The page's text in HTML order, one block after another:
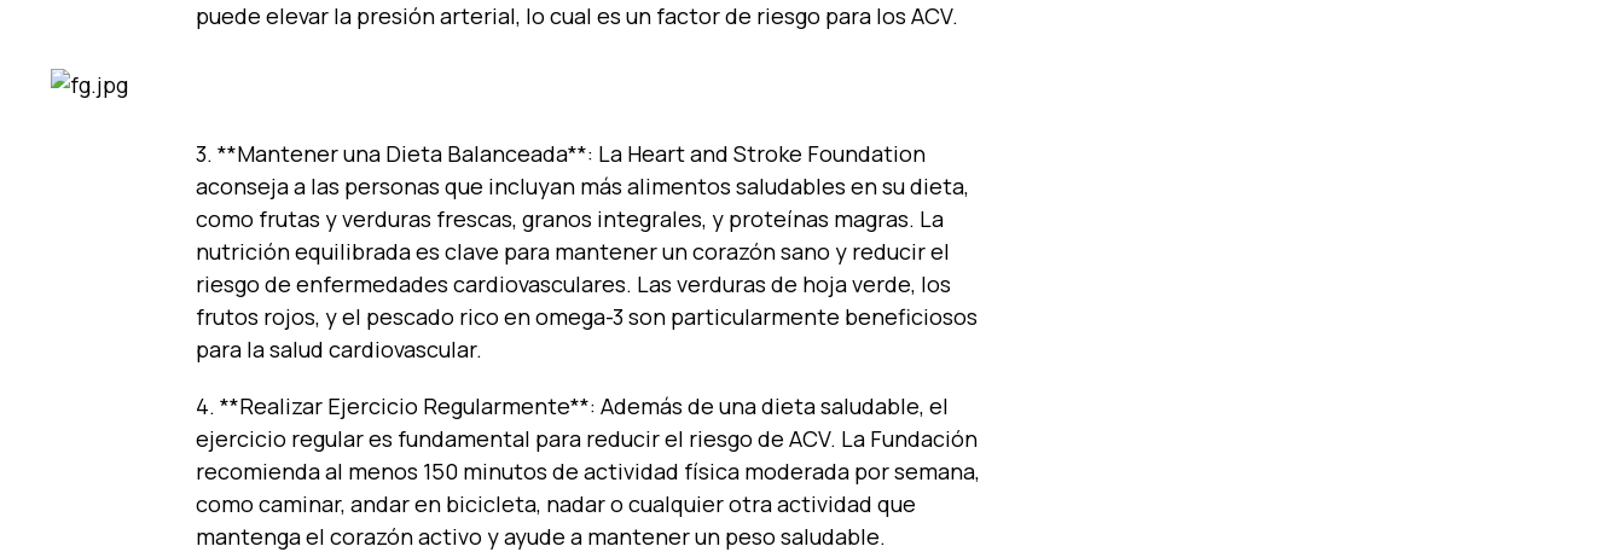
puede elevar la presión arterial, lo cual es un factor de riesgo para los ACV.
3. **Mantener una Dieta Balanceada**: La Heart and Stroke Foundation
aconseja a las personas que incluyan más alimentos saludables en su dieta,
como frutas y verduras frescas, granos integrales, y proteínas magras. La
nutrición equilibrada es clave para mantener un corazón sano y reducir el
riesgo de enfermedades cardiovasculares. Las verduras de hoja verde, los
frutos rojos, y el pescado rico en omega-3 son particularmente beneficiosos
para la salud cardiovascular.
4. **Realizar Ejercicio Regularmente**: Además de una dieta saludable, el
ejercicio regular es fundamental para reducir el riesgo de ACV. La Fundación
recomienda al menos 150 minutos de actividad física moderada por semana,
como caminar, andar en bicicleta, nadar o cualquier otra actividad que
mantenga el corazón activo y ayude a mantener un peso saludable.